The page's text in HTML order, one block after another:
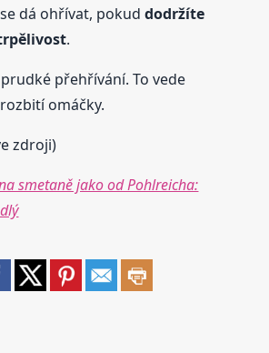
dá ohřívat, pokuddodržíte
.
přehřívání. To vede
omáčky.
zdroji)
smetaně jako od Pohlreicha: